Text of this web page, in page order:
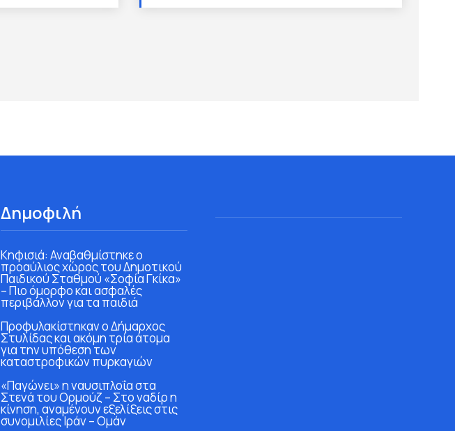
Δημοφιλή
Κηφισιά: Αναβαθμίστηκε ο
προαύλιος χώρος του Δημοτικού
Παιδικού Σταθμού «Σοφία Γκίκα»
– Πιο όμορφο και ασφαλές
περιβάλλον για τα παιδιά
Προφυλακίστηκαν ο Δήμαρχος
Στυλίδας και ακόμη τρία άτομα
για την υπόθεση των
καταστροφικών πυρκαγιών
«Παγώνει» η ναυσιπλοΐα στα
Στενά του Ορμούζ – Στο ναδίρ η
κίνηση, αναμένουν εξελίξεις στις
συνομιλίες Ιράν – Ομάν